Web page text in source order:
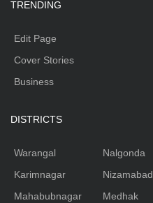
TRENDING
Edit Page
Cover Stories
Business
DISTRICTS
Warangal
Karimnagar
Mahabubnagar
Nalgonda
Nizamabad
Medhak